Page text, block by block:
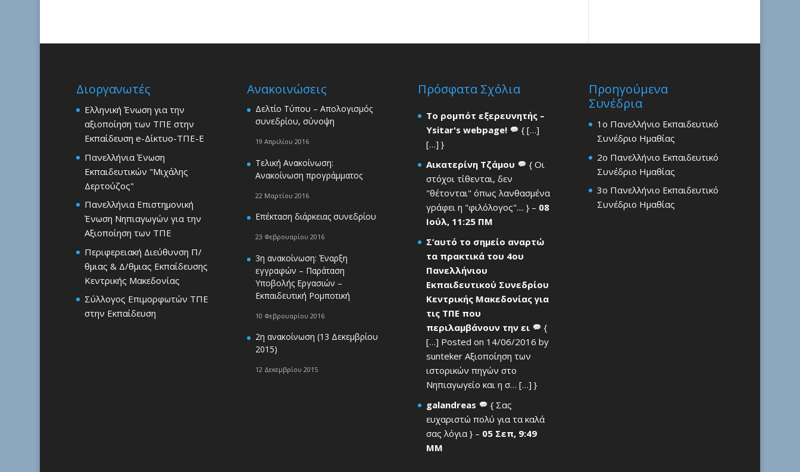
Διοργανωτές
Ελληνική Ένωση για την
αξιοποίηση των ΤΠΕ στην
Εκπαίδευση e-Δίκτυο-ΤΠΕ-Ε
Πανελλήνια Ένωση
Εκπαιδευτικών "Μιχάλης
Δερτούζος"
Πανελλήνια Επιστημονική
Ένωση Νηπιαγωγών για την
Αξιοποίηση των ΤΠΕ
Περιφερειακή Διεύθυνση Π/
θμιας & Δ/θμιας Εκπαίδευσης
Κεντρικής Μακεδονίας
Σύλλογος Επιμορφωτών ΤΠΕ
στην Εκπαίδευση
Ανακοινώσεις
Δελτίο Τύπου – Απολογισμός
συνεδρίου, σύνοψη
19 Απριλίου 2016
Τελική Ανακοίνωση:
Ανακοίνωση προγράμματος
22 Μαρτίου 2016
Επέκταση διάρκειας συνεδρίου
23 Φεβρουαρίου 2016
3η ανακοίνωση: Έναρξη
εγγραφών – Παράταση
Υποβολής Εργασιών –
Εκπαιδευτική Ρομποτική
10 Φεβρουαρίου 2016
2η ανακοίνωση (13 Δεκεμβρίου
2015)
12 Δεκεμβρίου 2015
Πρόσφατα Σχόλια
Το ρομπότ εξερευνητής –
Ysitar's webpage!
{ […]
[…] }
Αικατερίνη Τζάμου
{ Οι
στόχοι τίθενται, δεν
"θέτονται" όπως λανθασμένα
γράφει η "φιλόλογος".... } – 08
Ιούλ, 11:25 ΠΜ
Σ’αυτό το σημείο αναρτώ
τα πρακτικά του 4ου
Πανελλήνιου
Εκπαιδευτικού Συνεδρίου
Κεντρικής Μακεδονίας για
τις ΤΠΕ που
περιλαμβάνουν την ει
{
[…] Posted on 14/06/2016 by
sunteker Αξιοποίηση των
ιστορικών πηγών στο
Νηπιαγωγείο και η σ… […] }
galandreas
{ Σας
ευχαριστώ πολύ για τα καλά
σας λόγια } – 05 Σεπ, 9:49
ΜΜ
Προηγούμενα
Συνέδρια
1ο Πανελλήνιο Εκπαιδευτικό
Συνέδριο Ημαθίας
2ο Πανελλήνιο Εκπαιδευτικό
Συνέδριο Ημαθίας
3ο Πανελλήνιο Εκπαιδευτικό
Συνέδριο Ημαθίας